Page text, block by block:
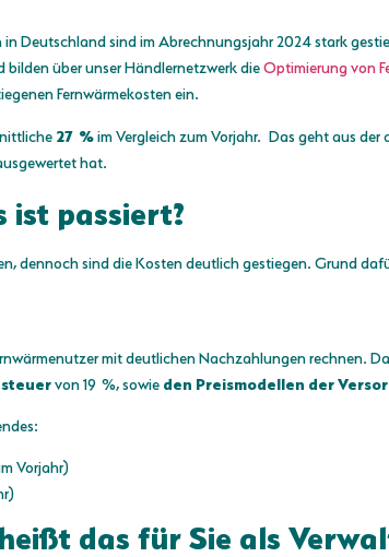
in Deutschland sind im Abrechnungsjahr 2024 stark
über unser Händlernetzwerk dieOptimierung von
Fernwärmekosten ein.
27 %im Vergleich zum Vorjahr. Das geht aus der
hat.
ist passiert?
dennoch sind die Kosten deutlich gestiegen. Grund
mit deutlichen Nachzahlungen rechnen.
von 19 %, sowie den Preismodellen der
Vorjahr)
das für Sie als